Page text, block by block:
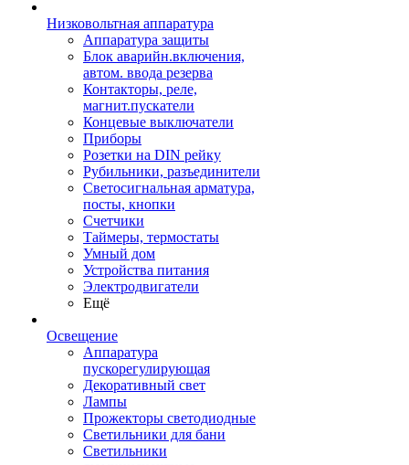
Низковольтная аппаратура
Аппаратура защиты
Блок аварийн.включения,
автом. ввода резерва
Контакторы, реле,
магнит.пускатели
Концевые выключатели
Приборы
Розетки на DIN рейку
Рубильники, разъединители
Светосигнальная арматура,
посты, кнопки
Счетчики
Таймеры, термостаты
Умный дом
Устройства питания
Электродвигатели
Ещё
Освещение
Аппаратура
пускорегулирующая
Декоративный свет
Лампы
Прожекторы светодиодные
Светильники для бани
Светильники